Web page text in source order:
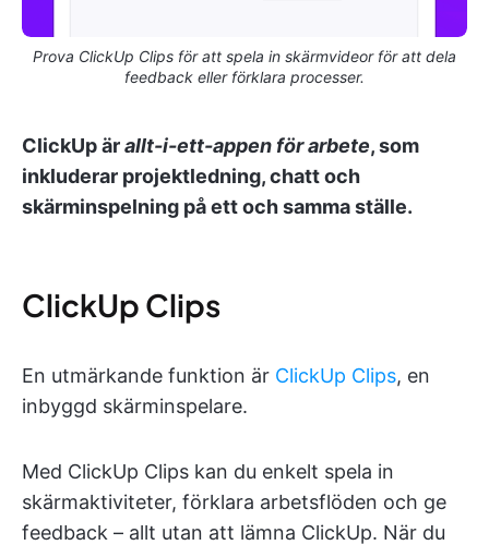
Prova ClickUp Clips för att spela in skärmvideor för att dela
feedback eller förklara processer.
ClickUp ärallt-i-ett-appen för arbete, som
inkluderar projektledning, chatt och
skärminspelning på ett och samma ställe.
ClickUp Clips
En utmärkande funktion är ClickUp Clips, en
inbyggd skärminspelare.
Med ClickUp Clips kan du enkelt spela in
skärmaktiviteter, förklara arbetsflöden och ge
feedback – allt utan att lämna ClickUp. När du